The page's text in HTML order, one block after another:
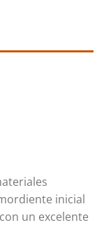
inicial
un excelente